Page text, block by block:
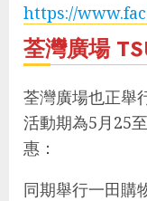
https://
荃灣廣場
荃灣廣場也正舉
活動期為5月25
惠：
同期舉行一田購